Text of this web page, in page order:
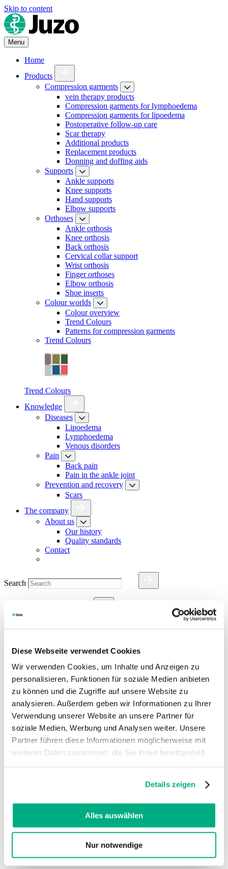
Diese Webseite verwendet Cookies
Wir verwenden Cookies, um Inhalte und Anzeigen zu
personalisieren, Funktionen für soziale Medien anbieten
zu können und die Zugriffe auf unsere Website zu
analysieren. Außerdem geben wir Informationen zu Ihrer
Verwendung unserer Website an unsere Partner für
soziale Medien, Werbung und Analysen weiter. Unsere
Partner führen diese Informationen möglicherweise mit
weiteren Daten zusammen, die Sie ihnen bereitgestellt
Cookies, wenn Sie unsere Webseite weiterhin nutzen.
Weitere Informationen finden Sie in
DatenschutzerklärungundImpressum
Details zeigen
Alles auswählen
Nur notwendige
Skip to content
Menu
Home
Products
Compression garments
vein therapy products
Compression garments for lymphoedema
Compression garments for lipoedema
Postoperative follow-up care
Scar therapy
Additional products
Replacement products
Donning and doffing aids
Supports
Ankle supports
Knee supports
Hand supports
Elbow supports
Orthoses
Ankle orthosis
Knee orthosis
Back orthosis
Cervical collar support
Wrist orthosis
Finger orthoses
Elbow orthosis
Shoe inserts
Colour worlds
Colour overview
Trend Colours
Patterns for compression garments
Trend Colours
Trend Colours
Knowledge
Diseases
Lipoedema
Lymphoedema
Venous disorders
Pain
Back pain
Pain in the ankle joint
Prevention and recovery
Scars
The company
About us
Our history
Quality standards
Contact
Search
Language
EN| United States
Dansk
English (UK)
Español
Français
Português (Brasil)
Svenska
Juzo USA